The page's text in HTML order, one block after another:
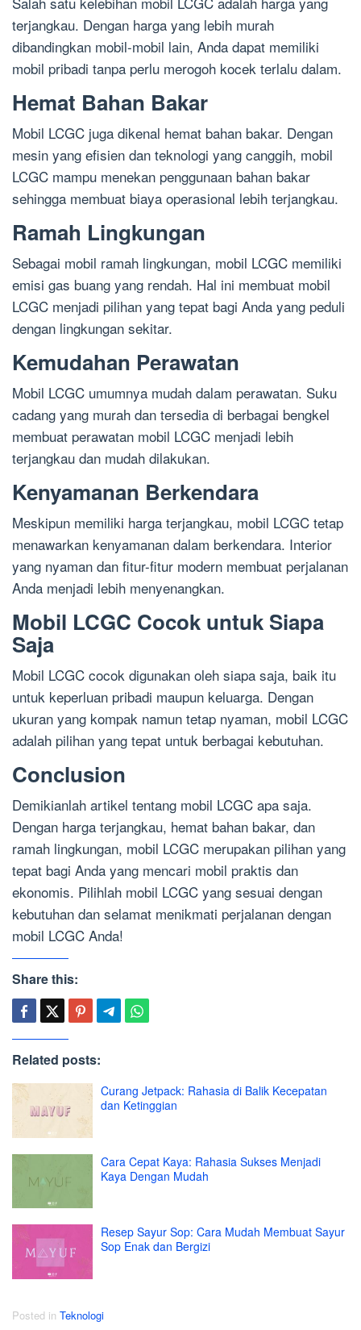
terjangkau. Dengan harga yang lebih murah
dibandingkan mobil-mobil lain, Anda dapat memiliki
mobil pribadi tanpa perlu merogoh kocek terlalu dalam.
Hemat Bahan Bakar
Mobil LCGC juga dikenal hemat bahan bakar. Dengan
mesin yang efisien dan teknologi yang canggih, mobil
LCGC mampu menekan penggunaan bahan bakar
sehingga membuat biaya operasional lebih terjangkau.
Ramah Lingkungan
Sebagai mobil ramah lingkungan, mobil LCGC memiliki
emisi gas buang yang rendah. Hal ini membuat mobil
LCGC menjadi pilihan yang tepat bagi Anda yang peduli
dengan lingkungan sekitar.
Kemudahan Perawatan
Mobil LCGC umumnya mudah dalam perawatan. Suku
cadang yang murah dan tersedia di berbagai bengkel
membuat perawatan mobil LCGC menjadi lebih
terjangkau dan mudah dilakukan.
Kenyamanan Berkendara
Meskipun memiliki harga terjangkau, mobil LCGC tetap
menawarkan kenyamanan dalam berkendara. Interior
yang nyaman dan fitur-fitur modern membuat perjalanan
Anda menjadi lebih menyenangkan.
Mobil LCGC Cocok untuk Siapa
Saja
Mobil LCGC cocok digunakan oleh siapa saja, baik itu
untuk keperluan pribadi maupun keluarga. Dengan
ukuran yang kompak namun tetap nyaman, mobil LCGC
adalah pilihan yang tepat untuk berbagai kebutuhan.
Conclusion
Demikianlah artikel tentang mobil LCGC apa saja.
Dengan harga terjangkau, hemat bahan bakar, dan
ramah lingkungan, mobil LCGC merupakan pilihan yang
tepat bagi Anda yang mencari mobil praktis dan
ekonomis. Pilihlah mobil LCGC yang sesuai dengan
kebutuhan dan selamat menikmati perjalanan dengan
mobil LCGC Anda!
Share this:
Related posts:
Curang Jetpack: Rahasia di Balik Kecepatan
dan Ketinggian
Cara Cepat Kaya: Rahasia Sukses Menjadi
Kaya Dengan Mudah
Resep Sayur Sop: Cara Mudah Membuat Sayur
Sop Enak dan Bergizi
Posted in Teknologi